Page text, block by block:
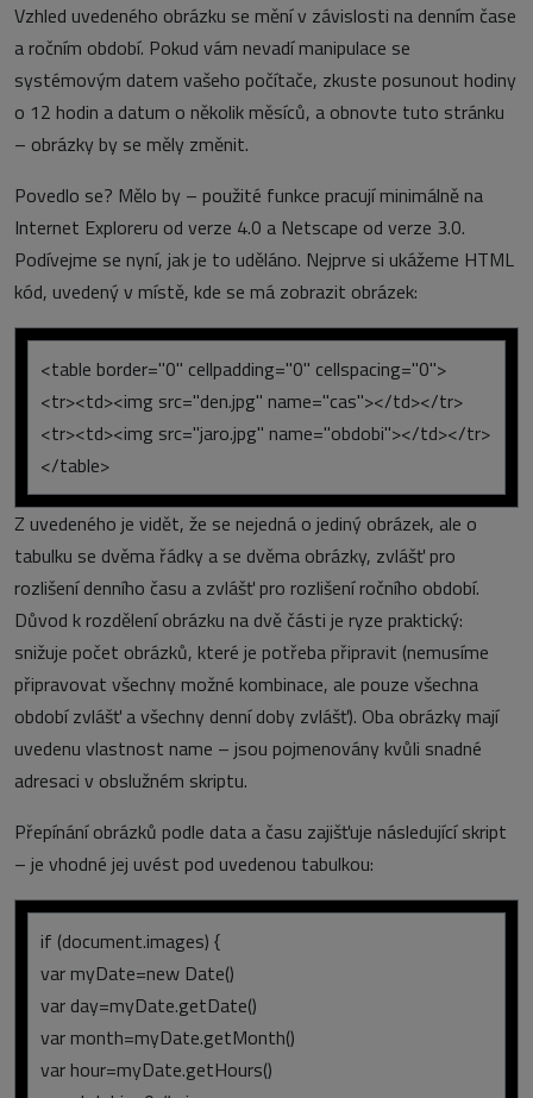
Vzhled uvedeného obrázku se mění v závislosti na denním čase
a ročním období. Pokud vám nevadí manipulace se
systémovým datem vašeho počítače, zkuste posunout hodiny
o 12 hodin a datum o několik měsíců, a obnovte tuto stránku
– obrázky by se měly změnit.
Povedlo se? Mělo by – použité funkce pracují minimálně na
Internet Exploreru od verze 4.0 a Netscape od verze 3.0.
Podívejme se nyní, jak je to uděláno. Nejprve si ukážeme HTML
kód, uvedený v místě, kde se má zobrazit obrázek:
<table border="0" cellpadding="0" cellspacing="0">
<tr><td><img src="den.jpg" name="cas"></td></tr>
<tr><td><img src="jaro.jpg" name="obdobi"></td></tr>
</table>
Z uvedeného je vidět, že se nejedná o jediný obrázek, ale o
tabulku se dvěma řádky a se dvěma obrázky, zvlášť pro
rozlišení denního času a zvlášť pro rozlišení ročního období.
Důvod k rozdělení obrázku na dvě části je ryze praktický:
snižuje počet obrázků, které je potřeba připravit (nemusíme
připravovat všechny možné kombinace, ale pouze všechna
období zvlášť a všechny denní doby zvlášť). Oba obrázky mají
uvedenu vlastnost name – jsou pojmenovány kvůli snadné
adresaci v obslužném skriptu.
Přepínání obrázků podle data a času zajišťuje následující skript
– je vhodné jej uvést pod uvedenou tabulkou:
if (document.images) {
var myDate=new Date()
var day=myDate.getDate()
var month=myDate.getMonth()
var hour=myDate.getHours()